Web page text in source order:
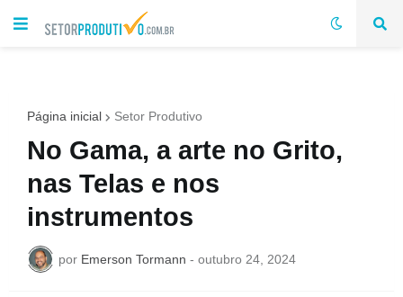
Página inicial Setor Produtivo
No Gama, a arte no Grito,
nas Telas e nos
instrumentos
por Emerson Tormann - outubro 24, 2024